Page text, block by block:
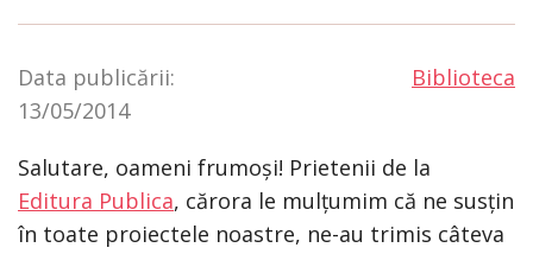
Data publicării:
13/05/2014
Biblioteca
Salutare, oameni frumoși! Prietenii de la
Editura Publica, cărora le mulțumim că ne susțin
în toate proiectele noastre, ne-au trimis câteva